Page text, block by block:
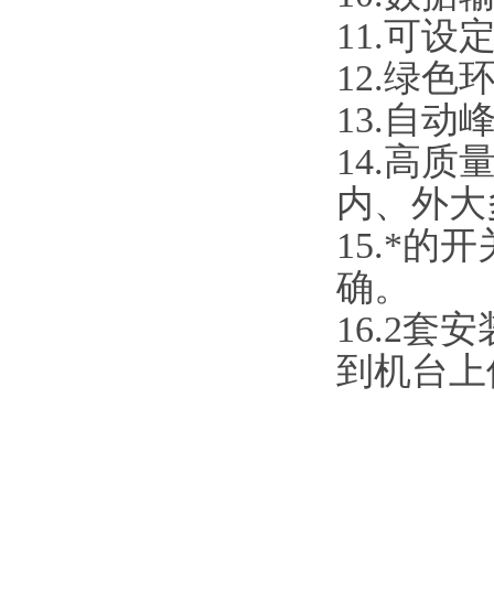
11.可设
12.绿色
13.自动
14.高质
内、外
15.*的开
确。
16.2套
到机台